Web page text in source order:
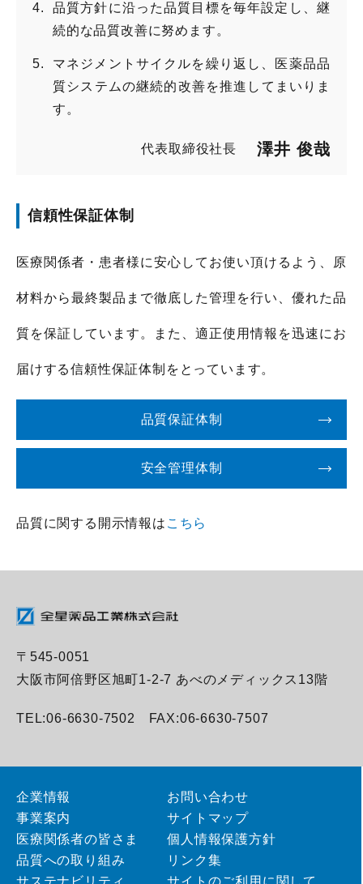
品質方針に沿った品質目標を毎年設定し、継
続的な品質改善に努めます。
マネジメントサイクルを繰り返し、医薬品品
質システムの継続的改善を推進してまいりま
す。
代表取締役社長 澤井 俊哉
信頼性保証体制
医療関係者・患者様に安心してお使い頂けるよう、原
材料から最終製品まで徹底した管理を行い、優れた品
質を保証しています。また、適正使用情報を迅速にお
届けする信頼性保証体制をとっています。
品質保証体制
安全管理体制
品質に関する開示情報は こちら
〒545-0051
大阪市阿倍野区旭町1-2-7 あべのメディックス13階
TEL:06-6630-7502 FAX:06-6630-7507
企業情報
事業案内
医療関係者の皆さま
品質への取り組み
お問い合わせ
サイトマップ
個人情報保護方針
リンク集